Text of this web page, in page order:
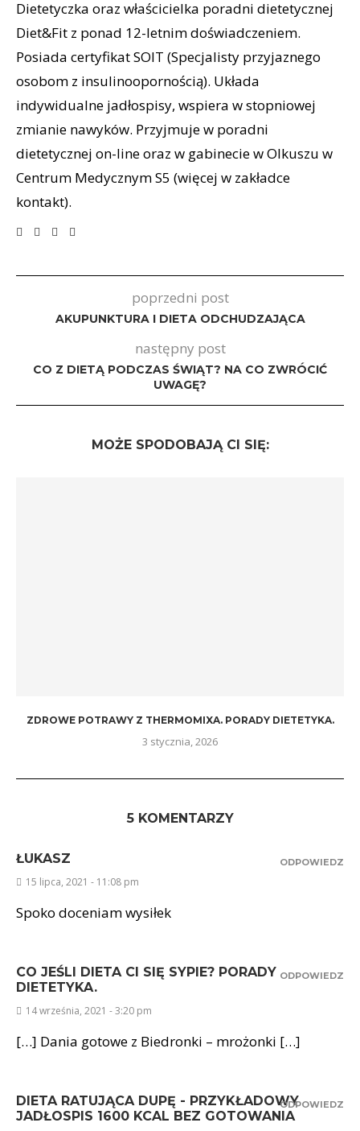
Dietetyczka oraz właścicielka poradni dietetycznej
Diet&Fit z ponad 12-letnim doświadczeniem.
Posiada certyfikat SOIT (Specjalisty przyjaznego
osobom z insulinoopornością). Układa
indywidualne jadłospisy, wspiera w stopniowej
zmianie nawyków. Przyjmuje w poradni
dietetycznej on-line oraz w gabinecie w Olkuszu w
Centrum Medycznym S5 (więcej w zakładce
kontakt).
poprzedni post
AKUPUNKTURA I DIETA ODCHUDZAJĄCA
następny post
CO Z DIETĄ PODCZAS ŚWIĄT? NA CO ZWRÓCIĆ
UWAGĘ?
MOŻE SPODOBAJĄ CI SIĘ:
ZDROWE POTRAWY Z THERMOMIXA. PORADY DIETETYKA.
3 stycznia, 2026
5 KOMENTARZY
ŁUKASZ
15 lipca, 2021 - 11:08 pm
Spoko doceniam wysiłek
ODPOWIEDZ
CO JEŚLI DIETA CI SIĘ SYPIE? PORADY
DIETETYKA.
14 września, 2021 - 3:20 pm
[…] Dania gotowe z Biedronki – mrożonki […]
ODPOWIEDZ
DIETA RATUJĄCA DUPĘ - PRZYKŁADOWY
JADŁOSPIS 1600 KCAL BEZ GOTOWANIA
ODPOWIEDZ